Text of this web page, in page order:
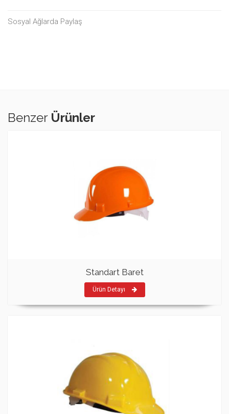
Sosyal Ağlarda Paylaş
Benzer Ürünler
Standart Baret
Ürün Detayı